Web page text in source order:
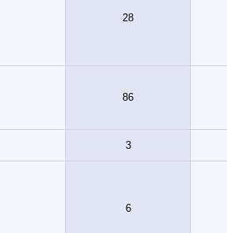
28
86
3
6